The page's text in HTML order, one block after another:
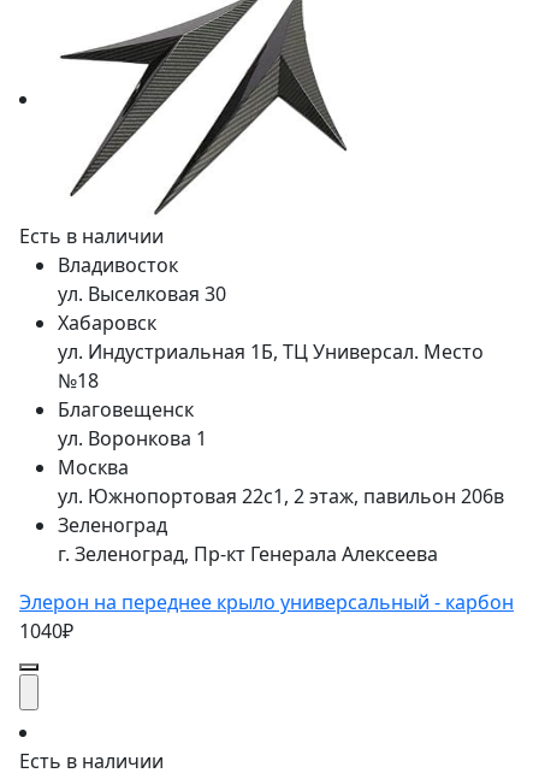
Есть в наличии
Владивосток
ул. Выселковая 30
Хабаровск
ул. Индустриальная 1Б, ТЦ Универсал. Место
№18
Благовещенск
ул. Воронкова 1
Москва
ул. Южнопортовая 22с1, 2 этаж, павильон 206в
Зеленоград
г. Зеленоград, Пр-кт Генерала Алексеева
Элерон на переднее крыло универсальный - карбон
1040₽
Есть в наличии